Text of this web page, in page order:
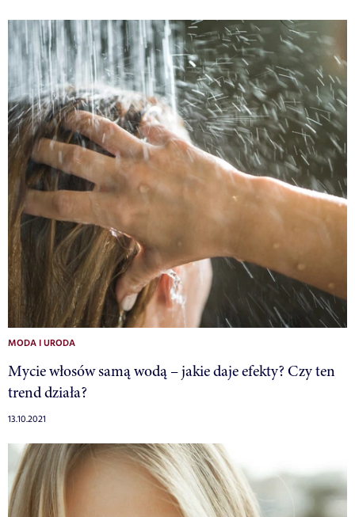
MODA I URODA
Mycie włosów samą wodą – jakie daje efekty? Czy ten
trend działa?
13.10.2021